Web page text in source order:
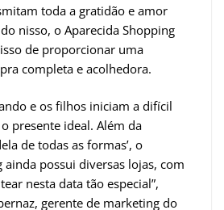
toda a gratidão e amor
nisso, o Aparecida Shopping
de proporcionar uma
completa e acolhedora.
e os filhos iniciam a difícil
presente ideal. Além da
de todas as formas’, o
ainda possui diversas lojas, com
nesta data tão especial”,
gerente de marketing do